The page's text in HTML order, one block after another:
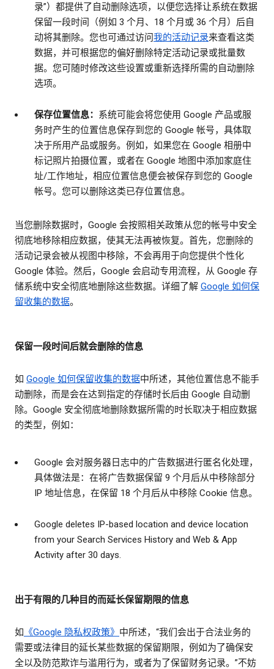
录”）都提供了自动删除选项，以便您选择让系统在数据
保留一段时间（例如 3 个月、18 个月或 36 个月）后自
动将其删除。您也可通过访问 我的活动记录来查看这类
数据，并可根据您的偏好删除特定活动记录或批量数
据。您可随时修改这些设置或重新选择所需的自动删除
选项。
保存位置信息： 系统可能会将您使用 Google 产品或服
务时产生的位置信息保存到您的 Google 帐号，具体取
决于所用产品或服务。例如，如果您在 Google 相册中
标记照片拍摄位置，或者在 Google 地图中添加家庭住
址/工作地址，相应位置信息便会被保存到您的 Google
帐号。您可以删除这类已存位置信息。
当您删除数据时，Google 会按照相关政策从您的帐号中安全
彻底地移除相应数据，使其无法再被恢复。首先，您删除的
活动记录会被从视图中移除，不会再用于向您提供个性化
Google 体验。然后，Google 会启动专用流程，从 Google 存
储系统中安全彻底地删除这些数据。详细了解 Google 如何保
留收集的数据。
保留一段时间后就会删除的信息
如 Google 如何保留收集的数据中所述，其他位置信息不能手
动删除，而是会在达到指定的存储时长后由 Google 自动删
除。Google 安全彻底地删除数据所需的时长取决于相应数据
的类型，例如：
Google 会对服务器日志中的广告数据进行匿名化处理，
具体做法是：在将广告数据保留 9 个月后从中移除部分
IP 地址信息，在保留 18 个月后从中移除 Cookie 信息。
Google deletes IP-based location and device location
from your Search Services History and Web & App
Activity after 30 days.
出于有限的几种目的而延长保留期限的信息
如 《Google 隐私权政策》 中所述，“我们会出于合法业务的
需要或法律目的延长某些数据的保留期限，例如为了确保安
全以及防范欺诈与滥用行为，或者为了保留财务记录。”不妨